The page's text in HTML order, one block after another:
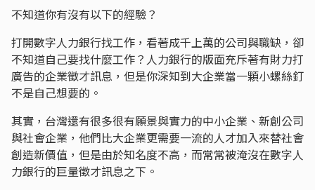
不知道你有沒有以下的經驗？
打開數字人力銀行找工作，看著成千上萬的公司與職缺，卻
不知道自己要找什麼工作？人力銀行的版面充斥著有財力打
廣告的企業徵才訊息，但是你深知到大企業當一顆小螺絲釘
不是自己想要的。
其實，台灣還有很多很有願景與實力的中小企業、新創公司
與社會企業，他們比大企業更需要一流的人才加入來替社會
創造新價值，但是由於知名度不高，而常常被淹沒在數字人
力銀行的巨量徵才訊息之下。